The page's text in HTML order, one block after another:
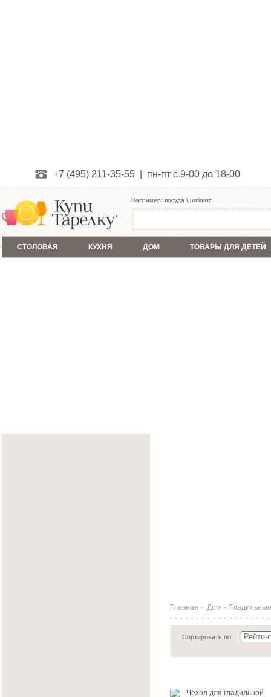
+7 (495) 211-35-55 | пн-пт с 9-00 до 18-00
Например: посуда Luminarc
СТОЛОВАЯ КУХНЯ ДОМ ТОВАРЫ ДЛЯ ДЕТЕЙ
Главная - Дом -
Сортировать по: